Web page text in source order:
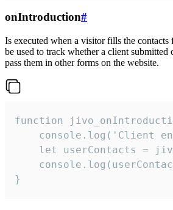
onIntroduction#
Is executed when a visitor fills the
be used to track whether a client submitted
pass them in other forms on the website.
function
console.log('Client
let userContacts =
}